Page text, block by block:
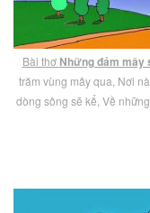
Bài thơ Những đám mây
trăm vùng mây qua, Nơi
dòng sông sẽ kể, Về